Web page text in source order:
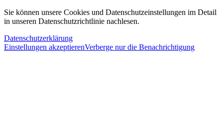
Sie können unsere Cookies und Datenschutzeinstellungen im Detail
in unseren Datenschutzrichtlinie nachlesen.
Datenschutzerklärung
Einstellungen akzeptierenVerberge nur die Benachrichtigung